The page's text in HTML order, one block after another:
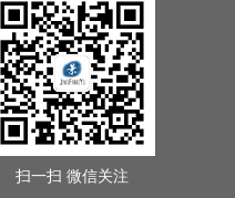
扫一扫 微信关注